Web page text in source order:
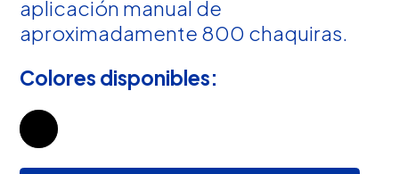
aplicación manual de
aproximadamente 800 chaquiras.
Colores disponibles: